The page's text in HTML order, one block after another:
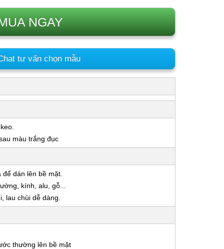
NGAY
tư vấn chọn mẫu
màu trắng đục
dán lên bề mặt.
kính, alu, gỗ...
lau chùi dễ dàng.
thường lên bề mặt